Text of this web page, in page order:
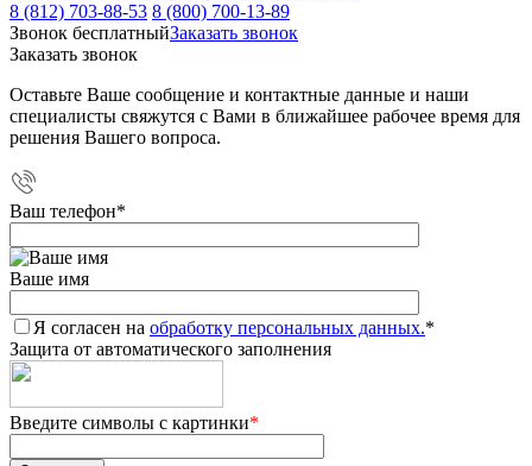
8 (812) 703-88-53 8 (800) 700-13-89
Звонок бесплатныйЗаказать звонок
Заказать звонок
Оставьте Ваше сообщение и контактные данные и наши
специалисты свяжутся с Вами в ближайшее рабочее время для
решения Вашего вопроса.
Ваш телефон*
Ваше имя
Я согласен на обработку персональных данных.*
Защита от автоматического заполнения
Введите символы с картинки*